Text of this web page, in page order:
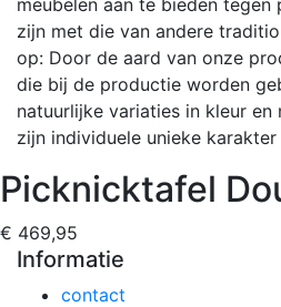
zijn met die van andere
op: Door de aard van onze
die bij de productie worden
natuurlijke variaties in kleur
zijn individuele unieke karakter
Picknicktafel
€ 469,95
Informatie
contact